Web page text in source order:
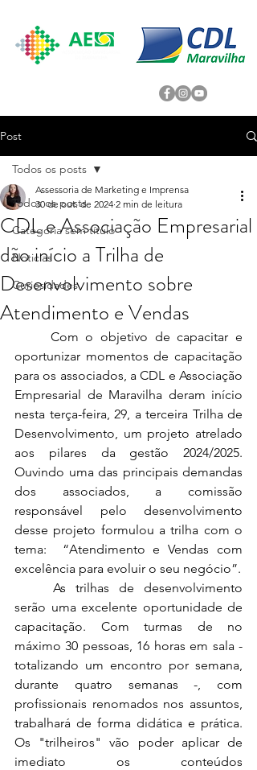
Post
Todos os posts
Categoria sem título
Noticias
Curiosidades
Todos os posts
CDL e Associação Empresarial
dão início a Trilha de
Desenvolvimento sobre
Atendimento e Vendas
Assessoria de Marketing e Imprensa
30 de out. de 2024 2 min de leitura
oportunizar momentos de capacitação
para os associados, a CDL e Associação
Empresarial de Maravilha deram início
nesta terça-feira, 29, a terceira Trilha de
Desenvolvimento, um projeto atrelado
aos pilares da gestão 2024/2025.
Ouvindo uma das principais demandas
dos associados, a comissão
responsável pelo desenvolvimento
desse projeto formulou a trilha com o
tema:  “Atendimento e Vendas com
excelência para evoluir o seu negócio”.
serão uma excelente oportunidade de
capacitação. Com turmas de no
máximo 30 pessoas, 16 horas em sala -
totalizando um encontro por semana,
durante quatro semanas -, com
profissionais renomados nos assuntos,
trabalhará de forma didática e prática.
Os "trilheiros" vão poder aplicar de
imediato os conteúdos